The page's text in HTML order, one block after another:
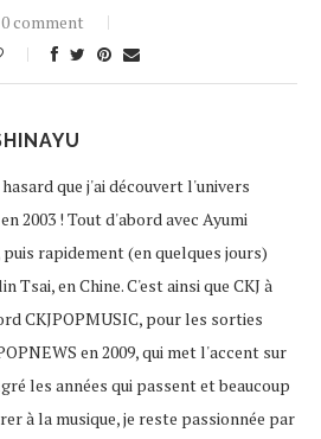
0 comment
que j'ai découvert l'univers
2003 ! Tout d'abord avec Ayumi
rapidement (en quelques jours)
Tsai, en Chine. C'est ainsi que CKJ à
CKJPOPMUSIC, pour les sorties
en 2009, qui met l'accent sur
les années qui passent et beaucoup
à la musique, je reste passionnée par